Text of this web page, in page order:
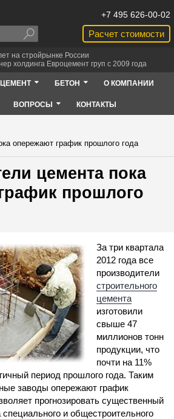
Расчет стоимости
+7 495 626-00-02
на стройрынке России
холдинга Евроцемент груп с 2009 года
ЦЕМЕНТ БЕТОН О КОМПАНИИ
ВОПРОСЫ КОНТАКТЫ
опережают график прошлого года
цемента пока
прошлого
За три квартала
2012 года все
производители
строительного
цемента
изготовили
свыше 47
миллионов тонн
продукции, что
почти на 11%
период прошлого года. Таким
заводы опережают график
прогнозировать существенный
специального и общестроительного